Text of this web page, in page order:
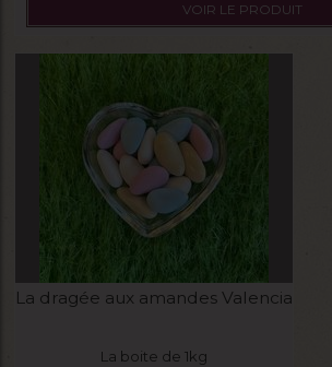
VOIR LE PRODUIT
La dragée aux amandes Valencia
La boite de 1kg